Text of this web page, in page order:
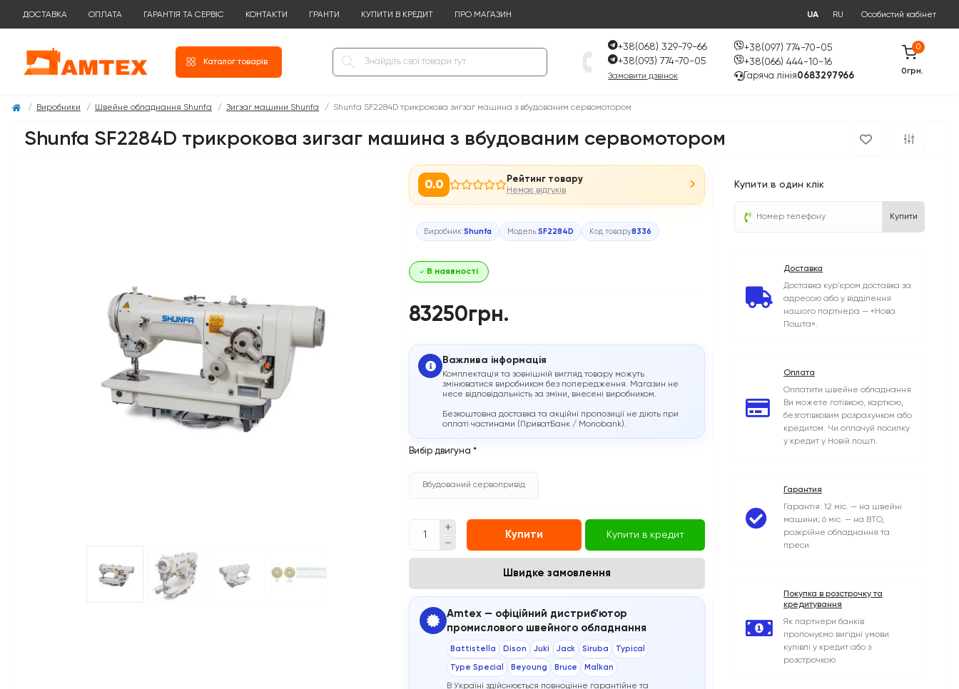
ДОСТАВКА ОПЛАТА ГАРАНТІЯ ТА СЕРВІС КОНТАКТИ ГРАНТИ КУПИТИ В КРЕДИТ ПРО МАГАЗИН UA RU Особистий кабінет
Каталог товарів
+38(068) 329-79-66
+38(093) 774-70-05
Замовити дзвінок
+38(097) 774-70-05
+38(066) 444-10-16
Гаряча лінія0683297966
0
0грн.
Виробники Швейне обладнання Shunfa Зигзаг машини Shunfa Shunfa SF2284D трикрокова зигзаг машина з вбудованим сервомотором
Shunfa SF2284D трикрокова зигзаг машина з вбудованим сервомотором
0.0 Рейтинг товару
Немає відгуків
Виробник:Shunfa Модель:SF2284D Код товару8336
В наявності
83250грн.
Важлива інформація
Комплектація та зовнішній вигляд товару можуть
змінюватися виробником без попередження. Магазин не
несе відповідальність за зміни, внесені виробником.
Безкоштовна доставка та акційні пропозиції не діють при
оплаті частинами (ПриватБанк / Monobank).
Вибір двигуна *
Вбудований сервопривід
Купити Купити в кредит
Швидке замовлення
Amtex — офіційний дистриб’ютор
промислового швейного обладнання
Battistella Dison Juki Jack Siruba Typical
Type Special Beyoung Bruce Malkan
В Україні здійснюється повноцінне гарантійне та
Купити в один клік
Купити
Доставка
Доставка кур'єром доставка за
адресою або у відділення
нашого партнера — «Нова
Пошта».
Оплата
Оплатити швейне обладнання
Ви можете готівкою, карткою,
безготівковим розрахунком або
кредитом. Чи оплачуй посилку
у кредит у Новій пошті.
Гарантия
Гарантія: 12 міс. — на швейні
машини; 6 міс. — на ВТО,
розкрійне обладнання та
преси.
Покупка в розстрочку та
кредитування
Як партнери банків
пропонуємо вигідні умови
купівлі у кредит або з
розстрочкою